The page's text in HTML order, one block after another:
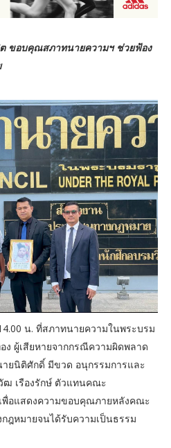
ต ขอบคุณสภาทนายความฯ ช่วยฟ้อง
น. ที่สภาทนายความในพระบรม
ผู้เสียหายจากกรณีความผิดพลาด
ยนิติศักดิ์ มีขวด อนุกรรมการและ
ฒ เรืองรักษ์ ตัวแทนคณะ
พื่อแสดงความขอบคุณภายหลังคณะ
ฎหมายจนได้รับความเป็นธรรม